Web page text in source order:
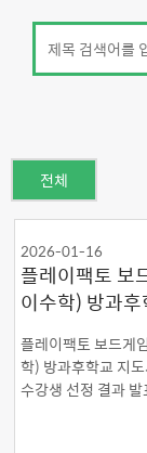
전체
2026-01-16
플레이팩토 보
이수학) 방과후
도사과정 5기
정 결과 발표
플레이팩토 보드게
학) 방과후학교 지
수강생 선정 결과 발